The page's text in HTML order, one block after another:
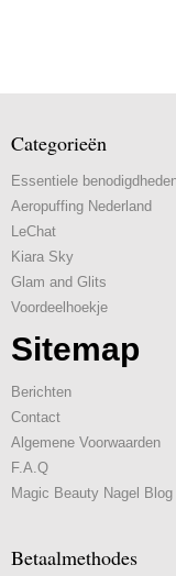
Categorieën
Essentiele
Aeropuffing Nederland
LeChat
Kiara Sky
Glam and Glits
Voordeelhoekje
Sitemap
Berichten
Contact
Algemene Voorwaarden
F.A.Q
Magic Beauty Nagel Blog
Betaalmethodes